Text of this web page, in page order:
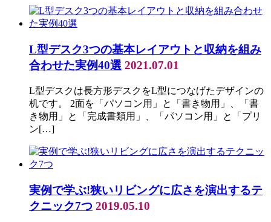
L型デスク3つの基本レイアウトと収納を組み
合わせた実例40選 2021.07.01
L型デスクは長方形デスクをL型につなげたデザインの
机です。 2面を「パソコン用」と「書き物用」、「書
き物用」と「完成書類用」、「パソコン用」と「プリ
ン[…]
実例で学ぶ!狭いリビングに広さを演出するテ
クニック7つ 2019.05.10